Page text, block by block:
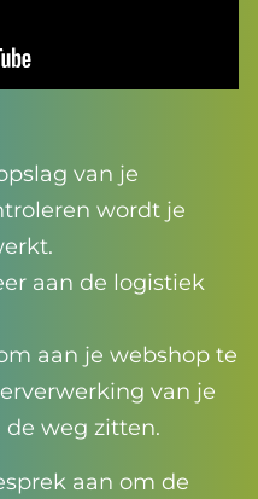
van je
wordt je
aan de logistiek
aan je webshop te
van je
weg zitten.
aan om de